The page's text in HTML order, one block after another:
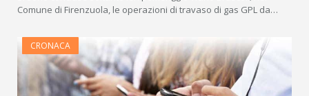
Comune di Firenzuola, le operazioni di travaso di gas GPL da…
CRONACA